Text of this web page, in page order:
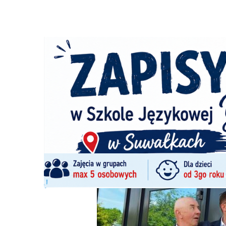
Ścieżka
nawigacyjna
Strona główna
Stefan
Z ŻYCIA MIASTA 25/05/2026 / 20 Komentarzy
Stefan Krajewski otworzył biuro